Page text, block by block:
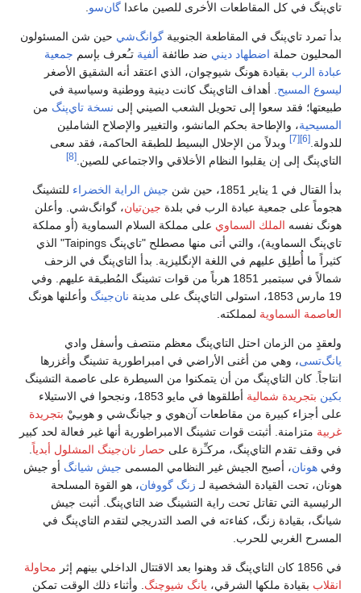
تاي‌پنگ في كل المقاطعات الأخرى للصين ماعدا گان‌سو
بدأ تمرد تاي‌پنگ في المقاطعة الجنوبية گوانگ‌شي حين شن المسئولون
المحليون حملة اضطهاد ديني ضد طائفة ألفية تـُعرف بإسم جمعية
عبادة الرب بقيادة هونگ شيوچوان، الذي اعتقد أنه الشقيق الأصغر
ليسوع المسيح . أهداف التاي‌پنگ كانت دينية ووطنية وسياسية في
طبيعتها؛ فقد سعوا إلى تحويل الشعب الصيني إلى نسخة تاي‌پنگ من
المسيحية، والإطاحة بحكم المانشو، والتغيير والإصلاح الشاملين
للدولة. [6]
[7]
وبدلاً من الإحلال البسيط للطبقة الحاكمة، فقد سعى
التاي‌پنگ إلى إن يقلبوا النظام الأخلاقي والاجتماعي للصين. [8]
بدأ القتال في 1 يناير 1851، حين شن جيش الراية الخضراء للتشينگ
هجوماً على جمعية عبادة الرب في بلدة جين‌تيان، گوانگ‌شي. وأعلن
هونگ نفسه الملك السماوي على مملكة السلام السماوية (أو مملكة
تاي‌پنگ السماوية)، والتي أتى منها مصطلح "تاي‌پنگ Taipings" الذي
كثيراً ما أُطلِق عليهم في اللغة الإنگليزية. بدأ التاي‌پنگ في الزحف
شمالاً في سبتمبر 1851 هرباً من قوات تشينگ المُطبـِقة عليهم. وفي
19 مارس 1853، استولى التاي‌پنگ على مدينة
نان‌جينگ وأعلنها هونگ
العاصمة السماوية لمملكته.
ولعقدٍ من الزمان احتل التاي‌پنگ معظم منتصف وأسفل وادي
يانگ‌تسى، وهي من أغنى الأراضي في امبراطورية تشينگ وأغزرها
انتاجاً. كان التاي‌پنگ من أن يتمكنوا من السيطرة على عاصمة التشينگ
بكين بتجريدة شمالية
أطلقوها في مايو 1853، ونجحوا في الاستيلاء
على أجزاء كبيرة من مقاطعات آن‌هوي و جيانگ‌شي و هوبـِيْ بتجريدة
غربية متزامنة. أثبتت قوات تشينگ الامبراطورية أنها غير فعالة لحد كبير
في وقف تقدم التاي‌پنگ، مركـِّزة على حصار نان‌جينگ المشلول أبدياً
وفي هونان، أصبح الجيش غير النظامي المسمى جيش شيانگ أو جيش
هونان، تحت القيادة الشخصية لـ زنگ گووفان، هو القوة المسلحة
الرئيسية التي تقاتل تحت راية التشينگ ضد التاي‌پنگ. أثبت جيش
شيانگ، بقيادة زنگ، كفاءته في الصد التدريجي لتقدم التاي‌پنگ في
المسرح الغربي للحرب.
في 1856 كان التاي‌پنگ قد وهنوا بعد الاقتتال الداخلي بينهم إثر
محاولة
انقلاب بقيادة ملكها الشرقي، يانگ شيوچنگ . وأثناء ذلك الوقت تمكن